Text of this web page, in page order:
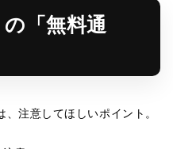
「無料通
注意してほしいポイント。